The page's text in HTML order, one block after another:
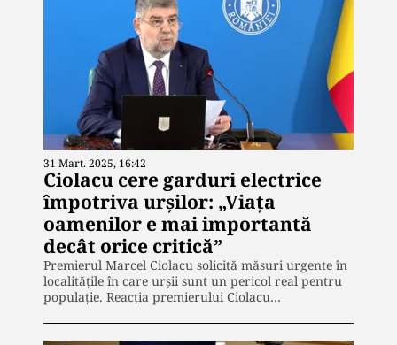
31 Mart. 2025, 16:42
Ciolacu cere garduri electrice
împotriva urșilor: „Viața
oamenilor e mai importantă
decât orice critică”
Premierul Marcel Ciolacu solicită măsuri urgente în
localitățile în care urșii sunt un pericol real pentru
populație. Reacția premierului Ciolacu…